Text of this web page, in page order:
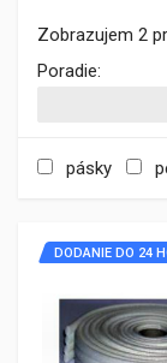
Zobrazujem 2
Poradie:
pásky
DODANIE DO 24